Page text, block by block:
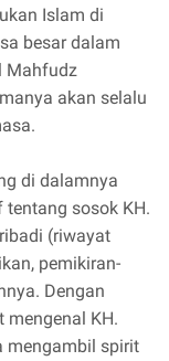
Islam di
besar dalam
Mahfudz
akan selalu
di dalamnya
sosok KH.
(riwayat
pemikiran-
Dengan
mengenal KH.
mengambil spirit